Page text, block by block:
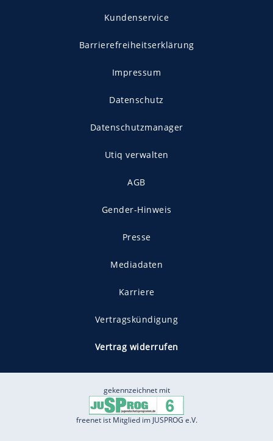
Kundenservice
Barrierefreiheitserklärung
Impressum
Datenschutz
Datenschutzmanager
Utiq verwalten
AGB
Gender-Hinweis
Presse
Mediadaten
Karriere
Vertragskündigung
Vertrag widerrufen
gekennzeichnet mit
freenet ist Mitglied im JUSPROG e.V.